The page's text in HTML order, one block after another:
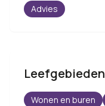
Advies
Leefgebieden
Wonen en buren